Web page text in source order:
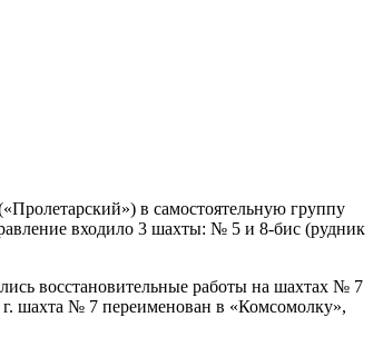
в самостоятельную группу
входило 3 шахты: № 5 и 8-бис (рудник
восстановительные работы на шахтах № 7
шахта № 7 переименован в «Комсомолку»,